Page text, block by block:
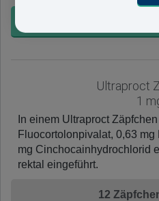
Ultraproct
1
In einem Ultraproct
Fluocortolonpivalat, 0,63 mg
mg Cinchocainhydrochlorid
rektal eingeführt.
12